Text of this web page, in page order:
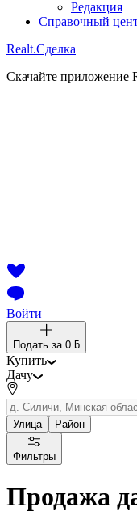
Редакция
Справочный
Realt.Сделка
Скачайте приложение
Войти
Подать за 0 ƃ
Купить
Дачу
Улица Район
Фильтры
Продажа